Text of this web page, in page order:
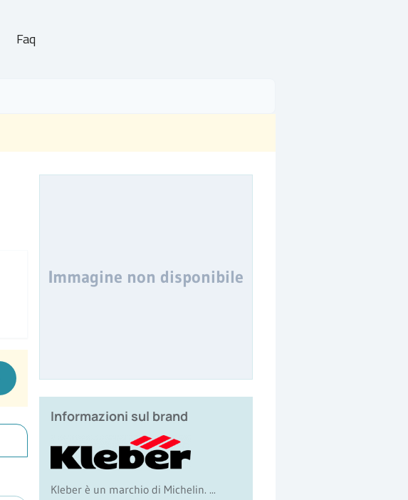
Faq
Immagine non disponibile
Informazioni sul brand
Kleber è un marchio di Michelin. ...